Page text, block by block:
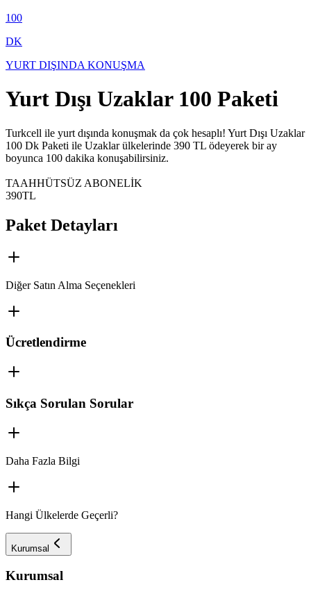
100
DK
YURT DIŞINDA KONUŞMA
Yurt Dışı Uzaklar 100 Paketi
​​​Turkcell ile yurt dışında konuşmak da çok hesaplı! Yurt Dışı Uzaklar
100 Dk Paketi ile Uzaklar ülkelerinde 390 TL ödeyerek bir ay
boyunca 100 dakika konuşabilirsiniz.
TAAHHÜTSÜZ ABONELİK
390TL
Paket Detayları
Diğer Satın Alma Seçenekleri
Ücretlendirme
Sıkça Sorulan Sorular
Daha Fazla Bilgi
Hangi Ülkelerde Geçerli?
Kurumsal
Kurumsal